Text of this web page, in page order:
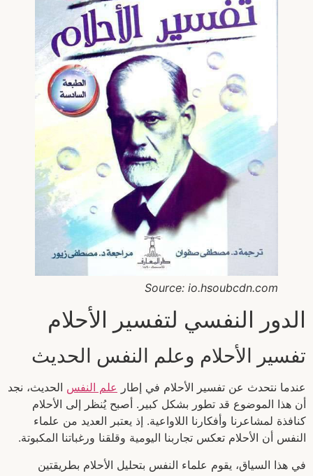
Source: io.hsoubcdn.com
الدور النفسي لتفسير الأحلام
تفسير الأحلام وعلم النفس الحديث
عندما نتحدث عن تفسير الأحلام في إطار علم النفس الحديث، نجد
أن هذا الموضوع قد تطور بشكل كبير. أصبح يُنظر إلى الأحلام
كنافذة لمشاعرنا وأفكارنا اللاواعية. إذ يعتبر العديد من علماء
النفس أن الأحلام تعكس تجاربنا اليومية وقلقنا ورغباتنا المكبوتة.
في هذا السياق، يقوم علماء النفس بتحليل الأحلام بطريقتين